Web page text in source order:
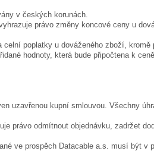
v českých korunách.
právo změny koncové ceny u
celní poplatky u dováženého zboží,
hodnoty, která bude připočtena k
uzavřenou kupní smlouvou. Všechny
právo odmítnout objednávku, zadržet
ve prospěch Datacable a.s. musí být